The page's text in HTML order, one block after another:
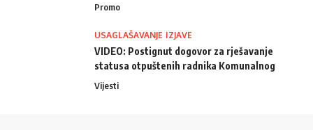
Promo
USAGLAŠAVANJE IZJAVE
VIDEO: Postignut dogovor za rješavanje
statusa otpuštenih radnika Komunalnog
Vijesti